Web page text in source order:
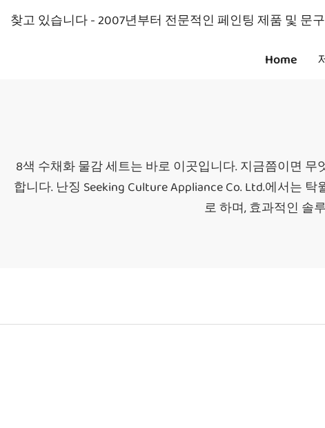
찾고 있습니다 - 2007년부터 전문적인 페인팅 제품 및 문
Home
8색 수채화 물감 세트는 바로 이곳입니다. 지금쯤이면
합니다. 난징 Seeking Culture Appliance Co. Ltd.에서는
로 하며, 효과적인 솔